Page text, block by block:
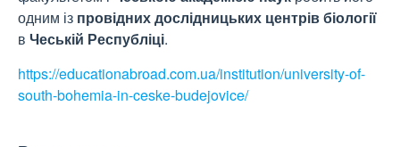
одним із провідних дослідницьких центрів біології
в Чеській Республіці.
https://educationabroad.com.ua/institution/university-of-
south-bohemia-in-ceske-budejovice/